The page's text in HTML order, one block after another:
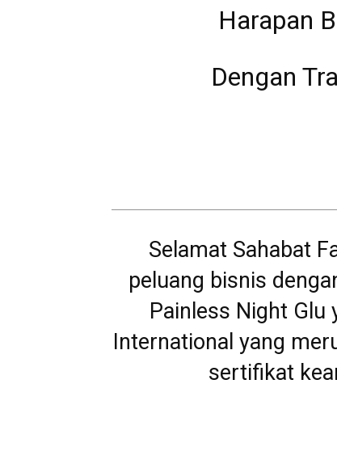
Harapan
Dengan
Selamat Sahabat
peluang bisnis
Painless Night Glu
International yang
sertifikat